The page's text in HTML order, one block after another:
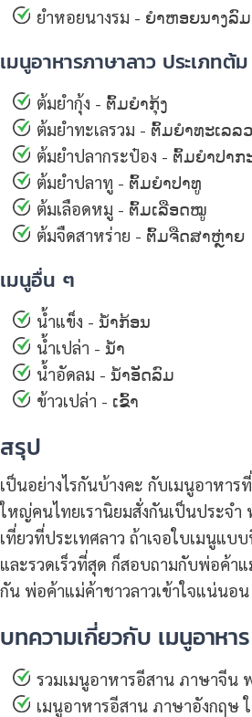
ยำหอยนางรม - ຍຳຫອຍນາງລົມ
เมนูอาหารภาษาลาว ประเภทต้ม
ต้มยำกุ้ง - ຕົ້ມຍຳກຸ້ງ
ต้มยำทะเลรวม - ຕົ້ມຍຳທະເລລ
ต้มยำปลากระป๋อง - ຕົ້ມຍຳປາກ
ต้มยำปลาทู - ຕົ້ມຍຳປາທູ
ต้มเลือดหมู - ຕົ້ມເລືອດໝູ
ต้มจืดสาหร่าย - ຕົ້ມຈືດສາຫຼ່າຍ
เมนูอื่น ๆ
น้ำแข็ง - ນ້ຳກ້ອນ
น้ำเปล่า - ນ້ຳ
น้ำอัดลม - ນ້ຳອັດລົມ
ข้าวเปล่า - ເຂົ້າ
สรุป
เป็นอย่างไรกันบ้างคะ กับเมนูอาหา
ใหญ่คนไทยเรานิยมสั่งกันเป็นประจ
เที่ยวที่ประเทศลาว ถ้าเจอใบเมนูแบ
และรวดเร็วที่สุด ก็สอบถามกับพ่อค้า
กัน พ่อค้าแม่ค้าชาวลาวเข้าใจแน่นอน
บทความเกี่ยวกับ เมนูอาหา
รวมเมนูอาหารอีสาน ภาษาจีน
เมนูอาหารอีสาน ภาษาอังกฤษ